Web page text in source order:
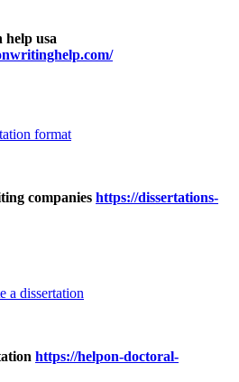
help usa
format
companies https://dissertations-
a dissertation
https://helpon-doctoral-